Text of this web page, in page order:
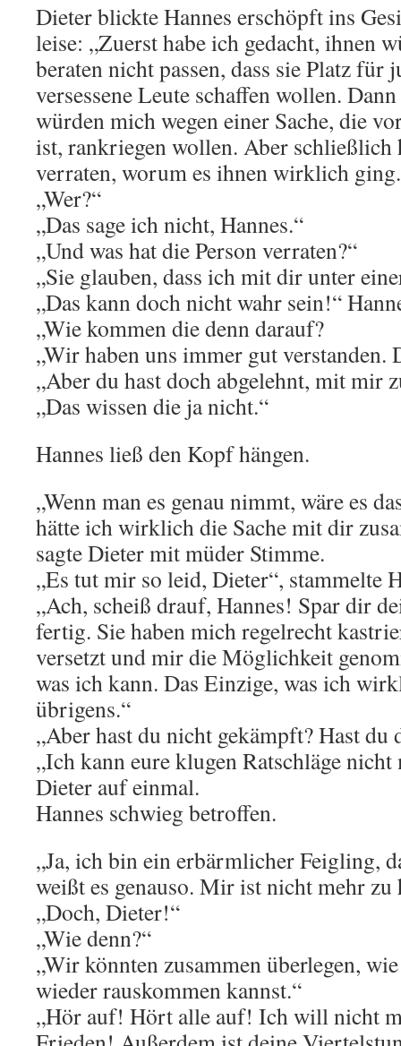
Dieter blickte Hannes erschöpft ins
leise: „Zuerst habe ich gedacht, ihnen
beraten nicht passen, dass sie Platz für
versessene Leute schaffen wollen.
würden mich wegen einer Sache, die
ist, rankriegen wollen. Aber schließlich
verraten, worum es ihnen wirklich
„Wer?“
„Das sage ich nicht, Hannes.“
„Und was hat die Person verraten?“
„Sie glauben, dass ich mit dir unter
„Das kann doch nicht wahr sein!“
„Wie kommen die denn darauf?
„Wir haben uns immer gut verstanden.
„Aber du hast doch abgelehnt, mit mir
„Das wissen die ja nicht.“
Hannes ließ den Kopf hängen.
„Wenn man es genau nimmt, wäre es
hätte ich wirklich die Sache mit dir
sagte Dieter mit müder Stimme.
„Es tut mir so leid, Dieter“, stammelte
„Ach, scheiß drauf, Hannes! Spar dir
fertig. Sie haben mich regelrecht
versetzt und mir die Möglichkeit
was ich kann. Das Einzige, was ich
übrigens.“
„Aber hast du nicht gekämpft? Hast du
„Ich kann eure klugen Ratschläge
Dieter auf einmal.
Hannes schwieg betroffen.
„Ja, ich bin ein erbärmlicher Feigling,
weißt es genauso. Mir ist nicht mehr zu
„Doch, Dieter!“
„Wie denn?“
„Wir könnten zusammen überlegen,
wieder rauskommen kannst.“
„Hör auf! Hört alle auf! Ich will nicht